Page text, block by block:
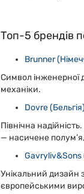
Топ-5 брендів
Brunner
Символ інженерної
механіки.
Dovre (Бельгія)
Північна
— насичене
Gavryliv&Sons
Унікальний дизайн
європейськими